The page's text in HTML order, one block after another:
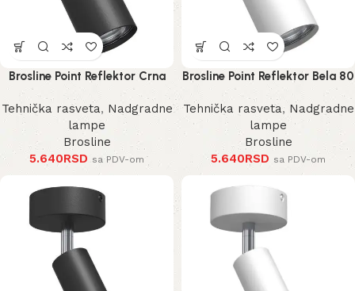
Brosline Point Reflektor Crna
80 mm 170 mm 2286 mm
Tehnička rasveta, Nadgradne
lampe
Brosline
5.640RSD sa PDV-om
Brosline Point Reflektor Bela 80
mm 170 mm 2287 mm
Tehnička rasveta, Nadgradne
lampe
Brosline
5.640RSD sa PDV-om